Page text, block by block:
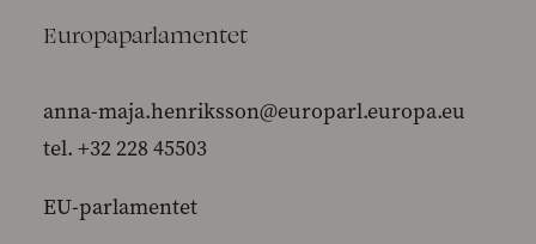
Europaparlamentet
anna-maja.henriksson@europarl.europa.eu
tel. +32 228 45503
EU-parlamentet